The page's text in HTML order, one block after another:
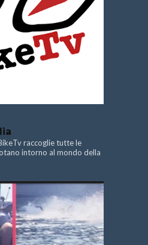
raccoglie tutte le
intorno al mondo della